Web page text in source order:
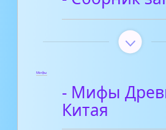
Мифы
- Мифы
Китая